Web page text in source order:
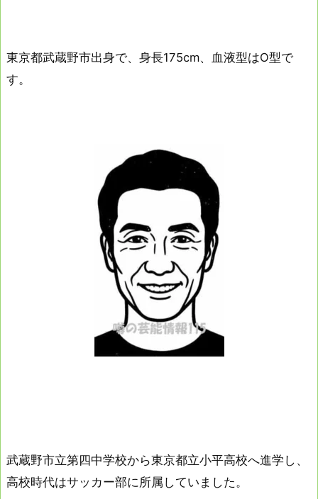
東京都武蔵野市出身で、身長175cm、血液型はO型で
す。
武蔵野市立第四中学校から東京都立小平高校へ進学し、
高校時代はサッカー部に所属していました。